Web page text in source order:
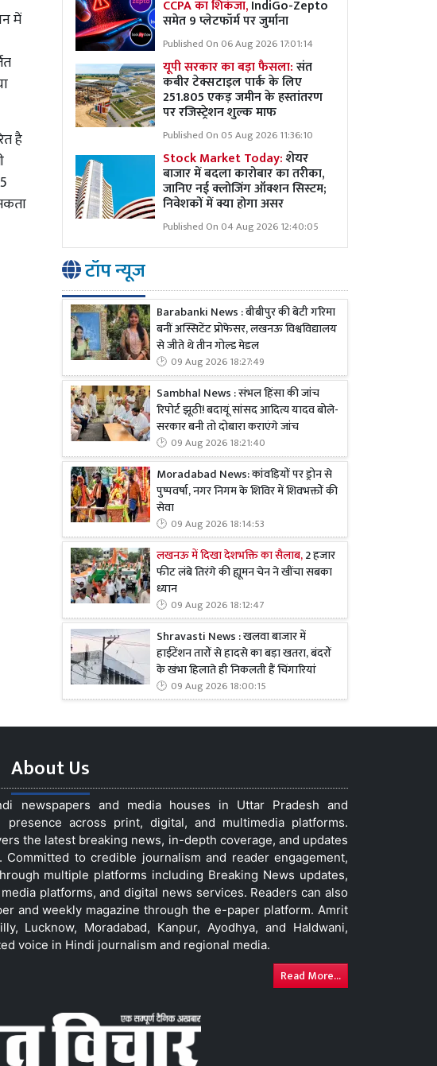
में
है
CCPA का शिकंजा,IndiGo-Zepto
समेत 9 प्लेटफॉर्म पर जुर्माना
Published On 06 Aug 2026 17:01:14
यूपी सरकार का बड़ा फैसला:संत
कबीर टेक्सटाइल पार्क के लिए
251.805 एकड़ जमीन के हस्तांतरण
पर रजिस्ट्रेशन शुल्क माफ
Published On 05 Aug 2026 11:36:10
Stock Market Today:शेयर
बाजार में बदला कारोबार का तरीका,
जानिए नई क्लोजिंग ऑक्शन सिस्टम;
निवेशकों में क्या होगा असर
Published On 04 Aug 2026 12:40:05
टॉप न्यूज
Barabanki News : बीबीपुर की बेटी गरिमा
बनीं अस्सिटेंट प्रोफेसर, लखनऊ विश्वविद्यालय
से जीते थे तीन गोल्ड मेडल
09 Aug 2026 18:27:49
Sambhal News : संभल हिंसा की जांच
रिपोर्ट झूठी! बदायूं सांसद आदित्य यादव बोले-
सरकार बनी तो दोबारा कराएंगे जांच
09 Aug 2026 18:21:40
Moradabad News: कांवड़ियों पर ड्रोन से
पुष्पवर्षा, नगर निगम के शिविर में शिवभक्तों की
सेवा
09 Aug 2026 18:14:53
लखनऊ में दिखा देशभक्ति का सैलाब,2 हजार
फीट लंबे तिरंगे की ह्यूमन चेन ने खींचा सबका
ध्यान
09 Aug 2026 18:12:47
Shravasti News : खलवा बाजार में
हाईटेंशन तारों से हादसे का बड़ा खतरा, बंदरों
के खंभा हिलाते ही निकलती हैं चिंगारियां
09 Aug 2026 18:00:15
About Us
newspapers and media houses in Uttar Pradesh and
across print, digital, and multimedia platforms.
the latest breaking news, in-depth coverage, and updates
to credible journalism and reader engagement,
multiple platforms including Breaking News updates,
platforms, and digital news services. Readers can also
and weekly magazine through the e-paper platform. Amrit
Lucknow, Moradabad, Kanpur, Ayodhya, and Haldwani,
voice in Hindi journalism and regional media.
Read More...